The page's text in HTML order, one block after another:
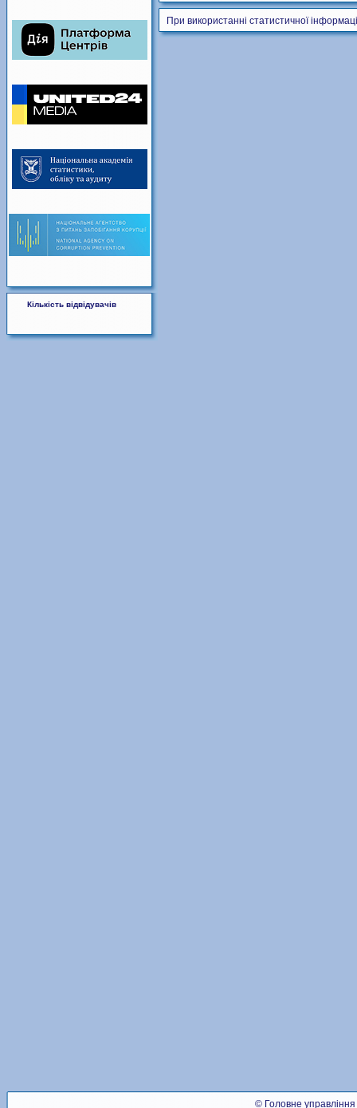
Кількість відвідувачів
При використанні статистичної
© Головне управління